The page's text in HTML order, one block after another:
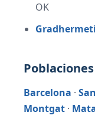
OK
Barcelona ·
Montgat ·